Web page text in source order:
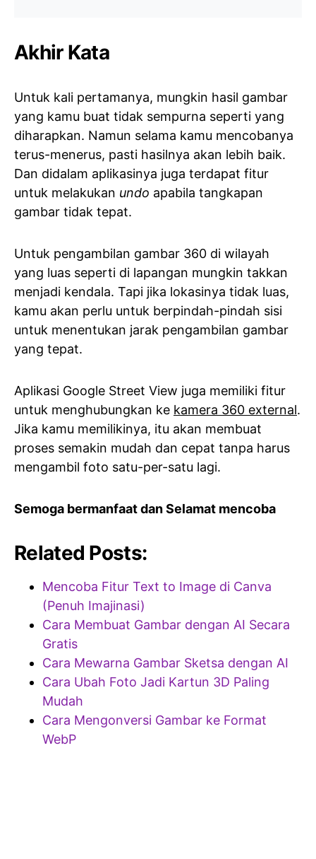
Akhir Kata
Untuk kali pertamanya, mungkin hasil gambar
yang kamu buat tidak sempurna seperti yang
diharapkan. Namun selama kamu mencobanya
terus-menerus, pasti hasilnya akan lebih baik.
Dan didalam aplikasinya juga terdapat fitur
untuk melakukan undo apabila tangkapan
gambar tidak tepat.
Untuk pengambilan gambar 360 di wilayah
yang luas seperti di lapangan mungkin takkan
menjadi kendala. Tapi jika lokasinya tidak luas,
kamu akan perlu untuk berpindah-pindah sisi
untuk menentukan jarak pengambilan gambar
yang tepat.
Aplikasi Google Street View juga memiliki fitur
untuk menghubungkan ke kamera 360 external.
Jika kamu memilikinya, itu akan membuat
proses semakin mudah dan cepat tanpa harus
mengambil foto satu-per-satu lagi.
Semoga bermanfaat dan Selamat mencoba
Related Posts:
Mencoba Fitur Text to Image di Canva
(Penuh Imajinasi)
Cara Membuat Gambar dengan AI Secara
Gratis
Cara Mewarna Gambar Sketsa dengan AI
Cara Ubah Foto Jadi Kartun 3D Paling
Mudah
Cara Mengonversi Gambar ke Format
WebP